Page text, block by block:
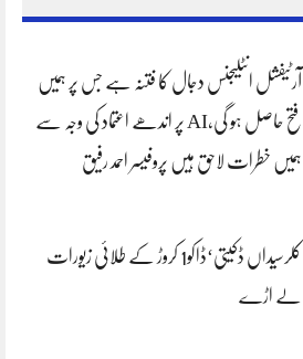
آرٹیفشل انٹلیجنس دجال کا فتنہ ہے جس پر ہمیں
فتح حاصل ہو گی،AI پر اندھے اعتماد کی وجہ سے
ہمیں خطرات لاحق ہیں پروفیسر احمد رفیق
کلرسیداں ڈکیتی‘ڈاکو1 کروڑ کے طلائی زیورات
لے اڑے